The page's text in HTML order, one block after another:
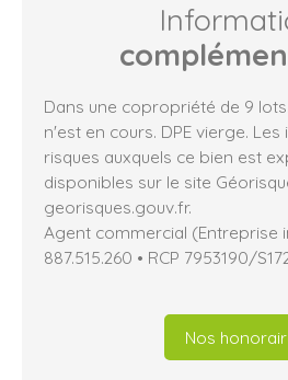
Dans une copropriété de 9
n'est en cours. DPE vierge.
risques auxquels ce bien est
disponibles sur le site
georisques.gouv.fr.
Agent commercial (Entreprise
887.515.260 • RCP 7953190/
Nos